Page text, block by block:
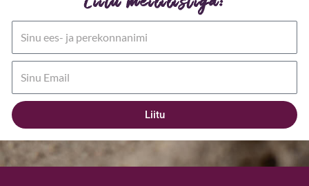
Liitu